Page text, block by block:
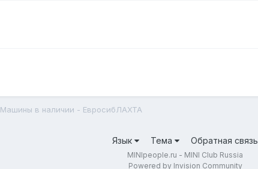
Машины в наличии - ЕвросибЛАХТА
Язык Тема Обратная связь
MINIpeople.ru - MINI Club Russia
Powered by Invision Community